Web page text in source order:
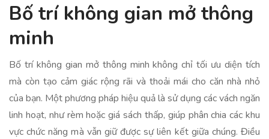
Bố trí không gian mở thông
minh
Bố trí không gian mở thông minh không chỉ tối ưu diện tích
mà còn tạo cảm giác rộng rãi và thoải mái cho căn nhà nhỏ
của bạn. Một phương pháp hiệu quả là sử dụng các vách ngăn
linh hoạt, như rèm hoặc giá sách thấp, giúp phân chia các khu
vực chức năng mà vẫn giữ được sự liên kết giữa chúng. Điều